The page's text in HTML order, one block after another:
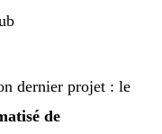
dernier projet : le
de